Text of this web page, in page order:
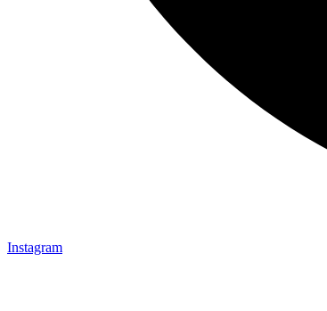
Instagram